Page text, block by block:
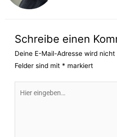
Schreibe einen
Deine E-Mail-Adresse wird
Felder sind mit * markiert
eingeben…